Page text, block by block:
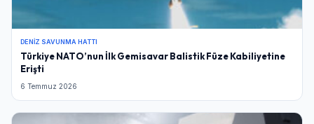
DENIZ SAVUNMA HATTI
Türkiye NATO’nun İlk Gemisavar Balistik Füze Kabiliyetine
Erişti
6 Temmuz 2026